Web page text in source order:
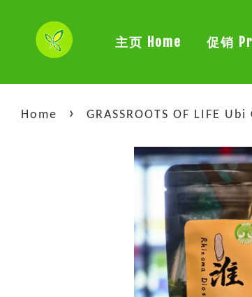
主页 Home 促销
Home › GRASSROOTS OF LIFE